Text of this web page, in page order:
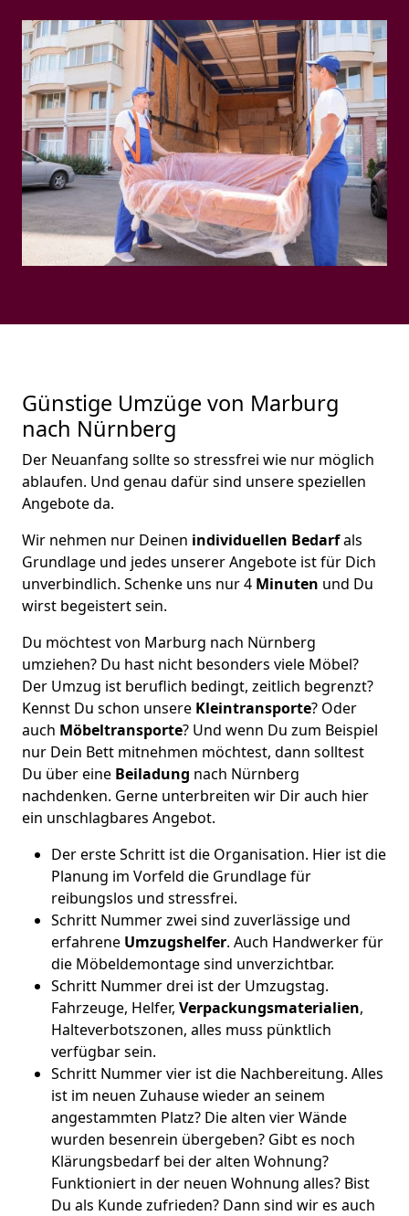
Günstige Umzüge von Marburg
nach Nürnberg
Der Neuanfang sollte so stressfrei wie nur möglich
ablaufen. Und genau dafür sind unsere speziellen
Angebote da.
Wir nehmen nur Deinen individuellen Bedarfals
Grundlage und jedes unserer Angebote ist für Dich
unverbindlich. Schenke uns nur 4 Minuten und Du
wirst begeistert sein.
Du möchtest von Marburg nach Nürnberg
umziehen? Du hast nicht besonders viele Möbel?
Der Umzug ist beruflich bedingt, zeitlich begrenzt?
Kennst Du schon unsere Kleintransporte? Oder
auch Möbeltransporte? Und wenn Du zum Beispiel
nur Dein Bett mitnehmen möchtest, dann solltest
Du über eine Beiladung nach Nürnberg
nachdenken. Gerne unterbreiten wir Dir auch hier
ein unschlagbares Angebot.
Der erste Schritt ist die Organisation. Hier ist die
Planung im Vorfeld die Grundlage für
reibungslos und stressfrei.
Schritt Nummer zwei sind zuverlässige und
erfahrene Umzugshelfer. Auch Handwerker für
die Möbeldemontage sind unverzichtbar.
Schritt Nummer drei ist der Umzugstag.
Fahrzeuge, Helfer, Verpackungsmaterialien,
Halteverbotszonen, alles muss pünktlich
verfügbar sein.
Schritt Nummer vier ist die Nachbereitung. Alles
ist im neuen Zuhause wieder an seinem
angestammten Platz? Die alten vier Wände
wurden besenrein übergeben? Gibt es noch
Klärungsbedarf bei der alten Wohnung?
Funktioniert in der neuen Wohnung alles? Bist
Du als Kunde zufrieden? Dann sind wir es auch